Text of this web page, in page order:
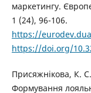
маркетингу.
1 (24), 96-106.
https://
https://doi.org/
Присяжнікова, К.
Формування